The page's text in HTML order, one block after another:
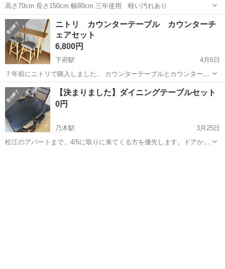
高さ70cm 長さ150cm 幅80cm 三年使用 軽い汚れあり
島根 松江市 東松江駅 ダイニングセット ダイニング
ニトリ カウンターテーブル カウンターチ
ェアセット
6,800円
下府駅
4月6日
７年前にニトリで購入しました。 カウンターテーブルとカウンターチ
ェア2脚のセットです。 現在の購入価格では、テーブルが2万、イスが
１.5万✖️2で合計5万円です。 購入後約3年はダイニングテーブルとして
使用しておりまし...
島根 浜田市 下府駅 ダイニングセット カウンター
【決まりました】ダイニングテーブルセット
0円
乃木駅
3月25日
松江のアパートまで、4/5に取りに来てくる方を優先します。ドアから